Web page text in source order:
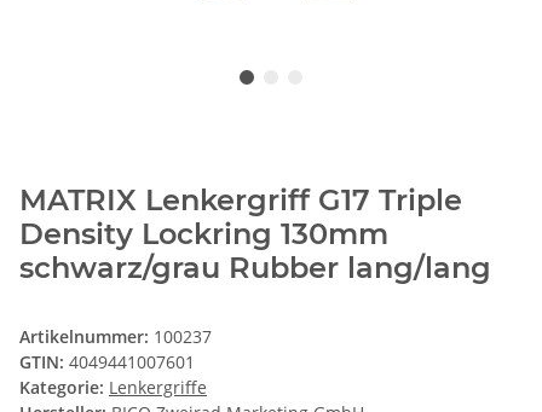
MATRIX Lenkergriff G17 Triple
Density Lockring 130mm
schwarz/grau Rubber lang/lang
Artikelnummer: 100237
GTIN: 4049441007601
Kategorie: Lenkergriffe